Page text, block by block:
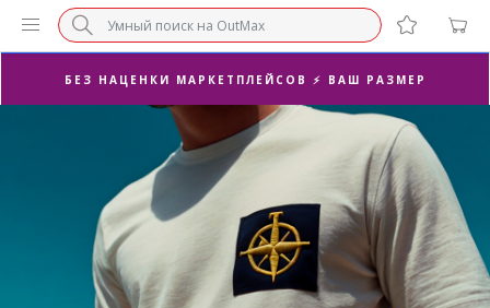
СУПЕРАКЦИЯ 🔥 2-Я ПАРА -50%
БЕЗ НАЦЕНКИ МАРКЕТПЛЕЙСОВ ⚡ ВАШ РАЗМЕР
3-Я ПАРА В ПОДАРОК 🎁
ПОСЛЕДНИЕ РАЗМЕРЫ ОТ 1500₽⚡️
СУПЕРАКЦИЯ 🔥 2-Я ПАРА -50%